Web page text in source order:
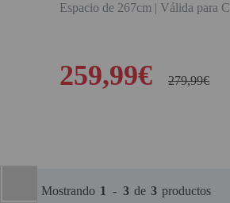
PROYECTOR DE TIRO
EDUCACION
Espacio de 267cm | Válida para C
259,99€ 279,99€
Mostrando 1 - 3 de 3 productos